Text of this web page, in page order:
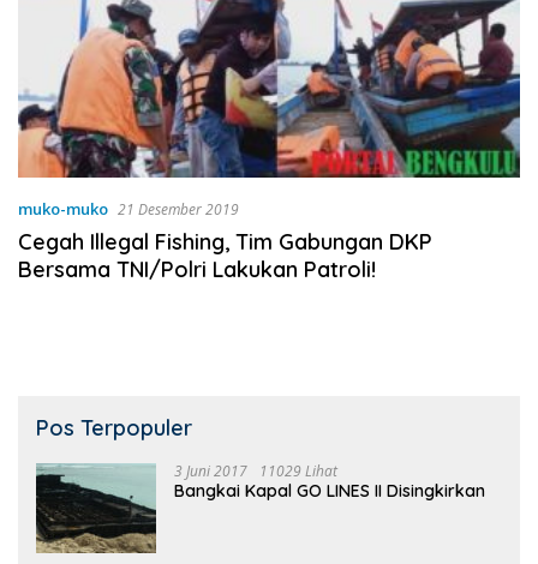
muko-muko 21 Desember 2019
Cegah Illegal Fishing, Tim Gabungan DKP
Bersama TNI/Polri Lakukan Patroli!
Pos Terpopuler
3 Juni 2017 11029 Lihat
Bangkai Kapal GO LINES II Disingkirkan